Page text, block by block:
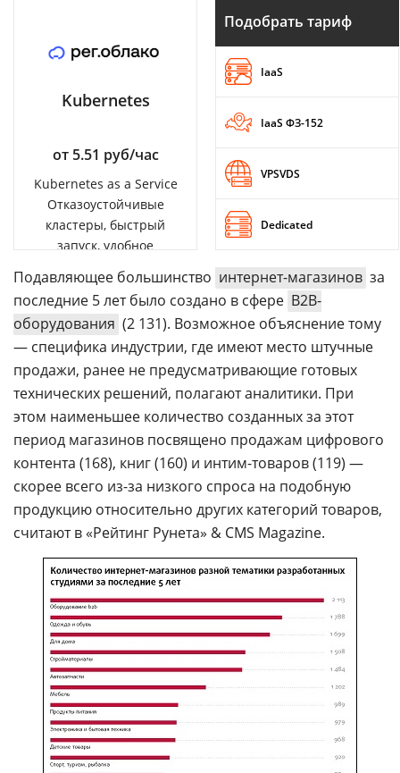
Kubernetes
от 5.51 руб/час
Kubernetes as a Service
Отказоустойчивые
кластеры, быстрый
запуск, удобное
Подобрать тариф
IaaS
IaaS ФЗ-152
VPSVDS
Dedicated
Подавляющее большинство интернет-магазинов за
последние 5 лет было создано в сфере B2B-
оборудования (2 131). Возможное объяснение тому
— специфика индустрии, где имеют место штучные
продажи, ранее не предусматривающие готовых
технических решений, полагают аналитики. При
этом наименьшее количество созданных за этот
период магазинов посвящено продажам цифрового
контента (168), книг (160) и интим-товаров (119) —
скорее всего из-за низкого спроса на подобную
продукцию относительно других категорий товаров,
считают в «Рейтинг Рунета» & CMS Magazine.